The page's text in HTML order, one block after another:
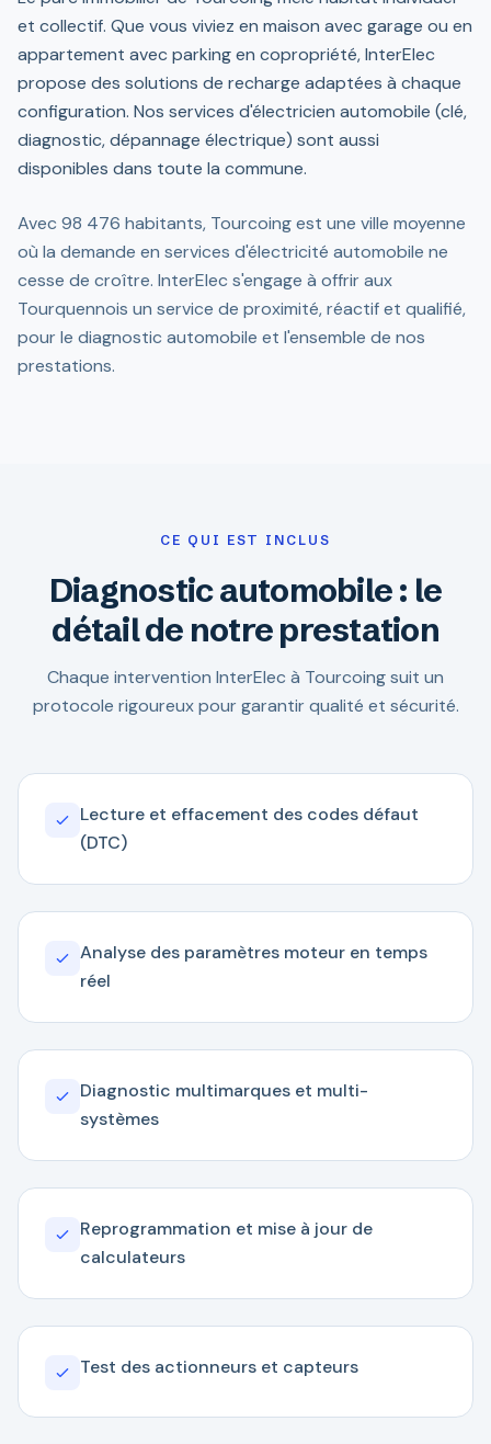
et collectif. Que vous viviez en maison avec garage ou en
appartement avec parking en copropriété, InterElec
propose des solutions de recharge adaptées à chaque
configuration. Nos services d'électricien automobile (clé,
diagnostic, dépannage électrique) sont aussi
disponibles dans toute la commune.
Avec 98 476 habitants, Tourcoing est une ville moyenne
où la demande en services d'électricité automobile ne
cesse de croître. InterElec s'engage à offrir aux
Tourquennois un service de proximité, réactif et qualifié,
pour le diagnostic automobile et l'ensemble de nos
prestations.
CE QUI EST INCLUS
Diagnostic automobile : le
détail de notre prestation
Chaque intervention InterElec à Tourcoing suit un
protocole rigoureux pour garantir qualité et sécurité.
Lecture et effacement des codes défaut
(DTC)
Analyse des paramètres moteur en temps
réel
Diagnostic multimarques et multi-
systèmes
Reprogrammation et mise à jour de
calculateurs
Test des actionneurs et capteurs